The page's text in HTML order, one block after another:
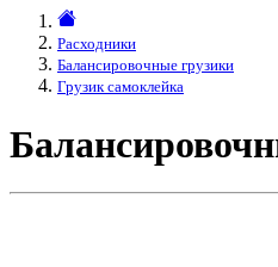
Расходники
Балансировочные грузики
Грузик самоклейка